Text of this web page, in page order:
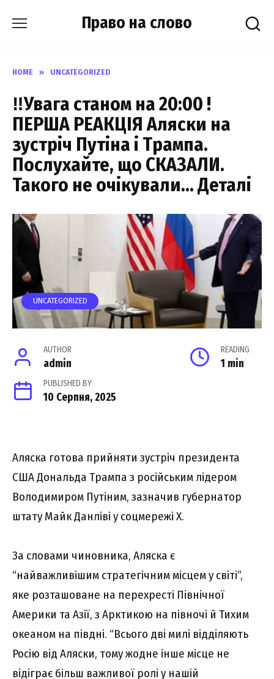
Право на слово
HOME » UNCATEGORIZED
‼️Увага станом на 20:00 !
ПЕРША РЕАКЦІЯ Аляски на
зустріч Путіна і Трампа.
Послухайте, що СКАЗАЛИ.
Такого не очікували… Деталі
UNCATEGORIZED
AUTHOR
admin
READING
1 min
PUBLISHED BY
10 Серпня, 2025
Аляска готова прийняти зустріч президента
США Дональда Трампа з російським лідером
Володимиром Путіним, зазначив губернатор
штату Майк Данліві у соцмережі Х.
За словами чиновника, Аляска є
“найважливішим стратегічним місцем у світі”,
яке розташоване на перехресті Північної
Америки та Азії, з Арктикою на півночі й Тихим
океаном на півдні. “Всього дві милі відділяють
Росію від Аляски, тому жодне інше місце не
відіграє більш важливої ролі у нашій